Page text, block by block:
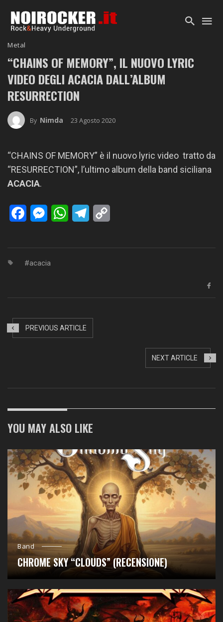
Metal
“CHAINS OF MEMORY”, IL NUOVO LYRIC
VIDEO DEGLI ACACIA DALL’ALBUM
RESURRECTION
By Nimda 23 Agosto 2020
“CHAINS OF MEMORY” è il nuovo lyric video tratto da
“RESURRECTION”, l’ultimo album della band siciliana
ACACIA.
FacebookMessengerWhatsAppTelegram
acacia
PREVIOUS ARTICLE
NEXT ARTICLE
YOU MAY ALSO LIKE
Band
CHROME SKY “CLOUDS” (RECENSIONE)